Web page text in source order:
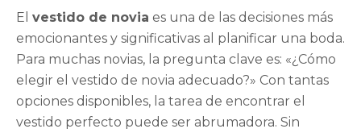
El vestido de novia es una de las decisiones más
emocionantes y significativas al planificar una boda.
Para muchas novias, la pregunta clave es: «¿Cómo
elegir el vestido de novia adecuado?» Con tantas
opciones disponibles, la tarea de encontrar el
vestido perfecto puede ser abrumadora. Sin